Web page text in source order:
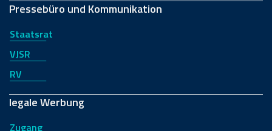
Pressebüro und Kommunikation
Staatsrat
VJSR
RV
legale Werbung
Zugang